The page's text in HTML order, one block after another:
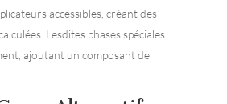
accessibles, créant des
Lesdites phases spéciales
ajoutant un composant de